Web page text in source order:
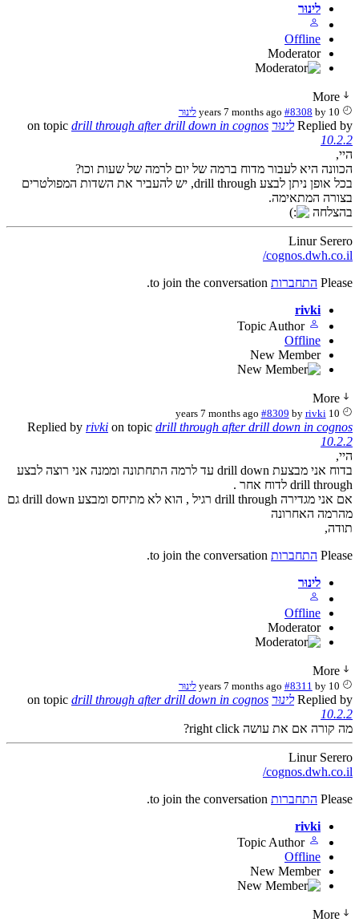
לינוּר
Offline
Moderator
More
10 years 7 months ago
#8308 by לינוּר
Replied by לינוּר drill through after drill down in cognos
10.2.2
היי,
הכוונה היא לעבור מדוח ברמה של יום לרמה של שעות וכו?
בכל אופן ניתן לבצע drill through, יש להעביר את השדות המפולטרים
בצורה המתאימה.
בהצלחה
Linur Serero
cognos.dwh.co.il/
Please התחברות
rivki
Topic Author
Offline
New Member
More
10 years 7 months ago
#8309 by rivki
Replied by rivki on topic drill through after drill down in cognos
10.2.2
היי,
בדוח אני מבצעת drill down עד לרמה התחתונה וממנה אני רוצה לבצע
drill through לדוח אחר .
אם אני מגדירה drill through רגיל , הוא לא מתיחס ומבצע drill down גם
מהרמה האחרונה
תודה,
Please התחברות
לינוּר
Offline
Moderator
More
10 years 7 months ago
#8311 by לינוּר
Replied by לינוּר drill through after drill down in cognos
10.2.2
מה קורה אם את עושה right click?
Linur Serero
cognos.dwh.co.il/
Please התחברות
rivki
Topic Author
Offline
New Member
More